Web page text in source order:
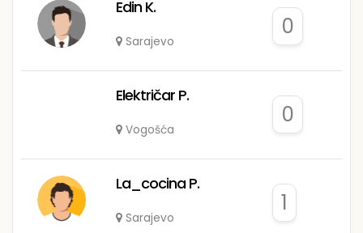
Edin K.
Sarajevo
0
Električar P.
Vogošća
0
La_cocina P.
Sarajevo
1